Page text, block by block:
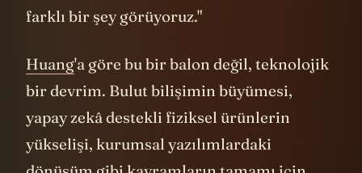
farklı bir şey görüyoruz."
Huang'a göre bu bir balon değil, teknolojik
bir devrim. Bulut bilişimin büyümesi,
yapay zekâ destekli fiziksel ürünlerin
yükselişi, kurumsal yazılımlardaki